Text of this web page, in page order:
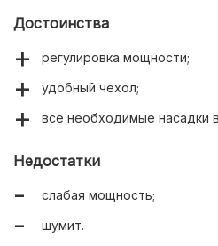
Достоинства
регулировка мощности;
удобный чехол;
все необходимые насадки
Недостатки
слабая мощность;
шумит.